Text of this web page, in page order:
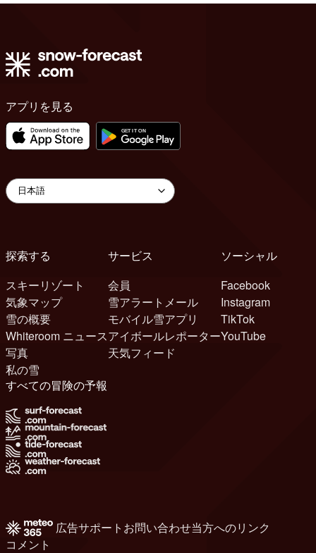
アプリを見る
探索する
スキーリゾート
気象マップ
雪の概要
Whiteroom ニュース
写真
私の雪
サービス
会員
雪アラートメール
モバイル雪アプリ
アイボールレポーター
天気フィード
ソーシャル
Facebook
Instagram
TikTok
YouTube
すべての冒険の予報
広告サポート お問い合わせ当方へのリンク
コメント